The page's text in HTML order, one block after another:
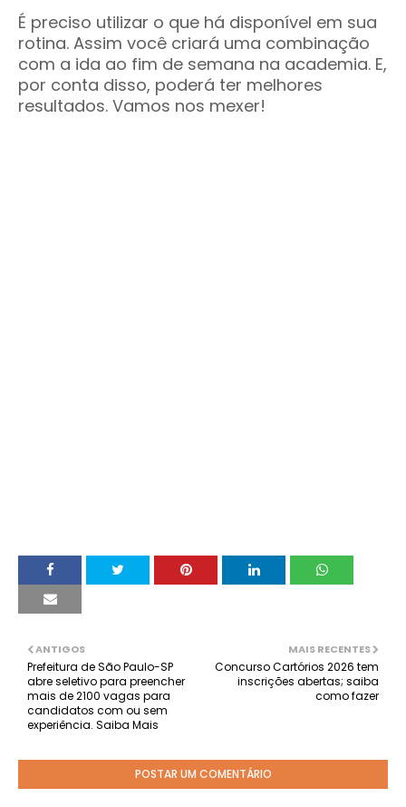
É preciso utilizar o que há disponível em sua
rotina. Assim você criará uma combinação
com a ida ao fim de semana na academia. E,
por conta disso, poderá ter melhores
resultados. Vamos nos mexer!
MAIS RECENTES
Concurso Cartórios 2026 tem
inscrições abertas; saiba
como fazer
ANTIGOS
Prefeitura de São Paulo-SP
abre seletivo para preencher
mais de 2100 vagas para
candidatos com ou sem
experiência. Saiba Mais
POSTAR UM COMENTÁRIO